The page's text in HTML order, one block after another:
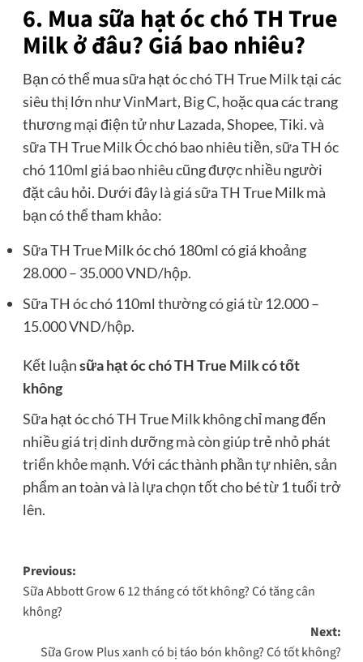
6. Mua sữa hạt óc chó TH True
Milk ở đâu? Giá bao nhiêu?
Bạn có thể mua sữa hạt óc chó TH True Milk tại các
siêu thị lớn như VinMart, Big C, hoặc qua các trang
thương mại điện tử như Lazada, Shopee, Tiki. và
sữa TH True Milk Óc chó bao nhiêu tiền, sữa TH óc
chó 110ml giá bao nhiêu cũng được nhiều người
đặt câu hỏi. Dưới đây là giá sữa TH True Milk mà
bạn có thể tham khảo:
Sữa TH True Milk óc chó 180ml có giá khoảng
28.000 – 35.000 VND/hộp.
Sữa TH óc chó 110ml thường có giá từ 12.000 –
15.000 VND/hộp.
Kết luậnsữa hạt óc chó TH True Milk có tốt
không
Sữa hạt óc chó TH True Milk không chỉ mang đến
nhiều giá trị dinh dưỡng mà còn giúp trẻ nhỏ phát
triển khỏe mạnh. Với các thành phần tự nhiên, sản
phẩm an toàn và là lựa chọn tốt cho bé từ 1 tuổi trở
lên.
Post
navigation
Previous:
Sữa Abbott Grow 6 12 tháng có tốt không? Có tăng cân
không?
Next:
Sữa Grow Plus xanh có bị táo bón không? Có tốt không?